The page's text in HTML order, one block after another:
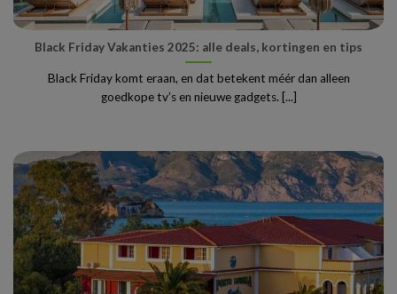
Black Friday Vakanties 2025: alle deals, kortingen en tips
Black Friday komt eraan, en dat betekent méér dan alleen
goedkope tv’s en nieuwe gadgets. [...]